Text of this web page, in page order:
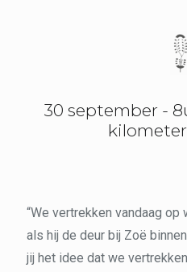
30 september -
“We vertrekken vandaag
als hij de deur bij Zoë
jij het idee dat we